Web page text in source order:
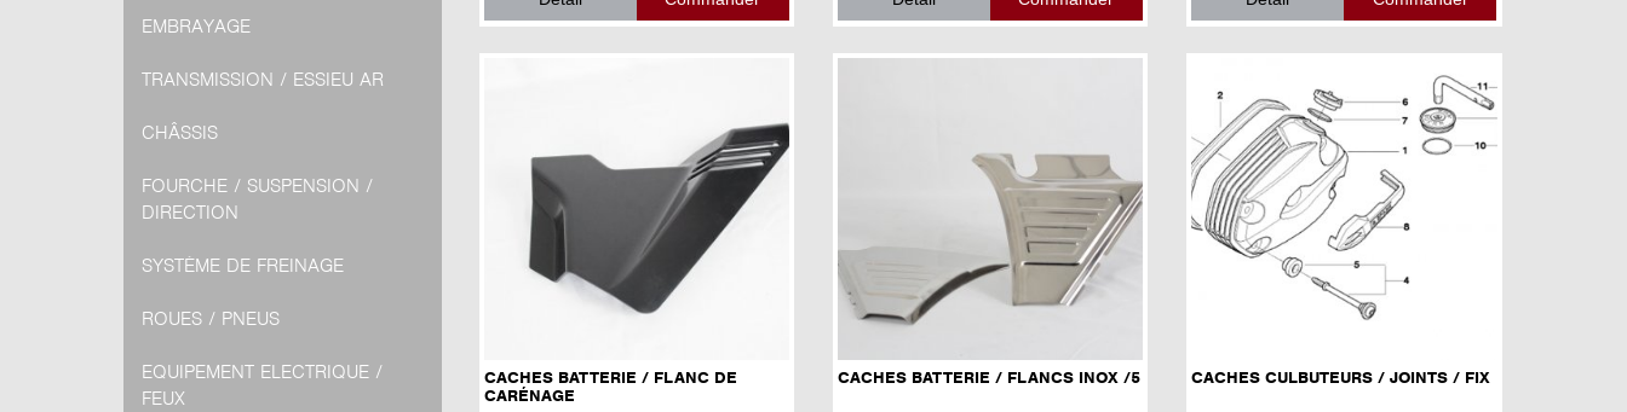
CACHES BATTERIE / FLANC DE
CARÉNAGE
CACHES BATTERIE / FLANCS INOX /5 CACHES CULBUTEURS / JOINTS / FIX
EMBRAYAGE
TRANSMISSION / ESSIEU AR
CHÂSSIS
FOURCHE / SUSPENSION /
DIRECTION
SYSTÈME DE FREINAGE
ROUES / PNEUS
EQUIPEMENT ELECTRIQUE /
FEUX